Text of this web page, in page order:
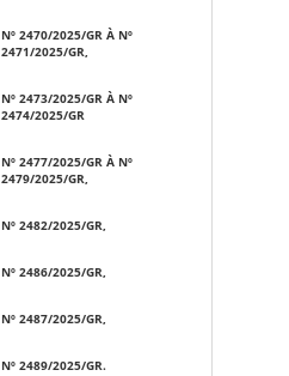
Nº 2470/2025/GR À Nº
2471/2025/GR,
Nº 2473/2025/GR À Nº
2474/2025/GR
Nº 2477/2025/GR À Nº
2479/2025/GR,
Nº 2482/2025/GR,
Nº 2486/2025/GR,
Nº 2487/2025/GR,
Nº 2489/2025/GR.